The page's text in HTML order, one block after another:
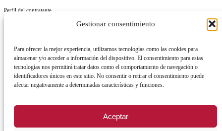
Gestionar consentimiento
Para ofrecer la mejor experiencia, utilizamos tecnologías como las cookies para
almacenar y/o acceder a información del dispositivo. El consentimiento para estas
tecnologías nos permitirá tratar datos como el comportamiento de navegación o
identificadores únicos en este sitio. No consentir o retirar el consentimiento puede
afectar negativamente a determinadas características y funciones.
Aceptar
Perfil del contratante
REGISTRO DE ACTIVIDADES DE TRATAMIENTO